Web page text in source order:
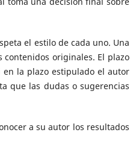
el estilo de cada uno. Una
originales. El plazo
en la plazo estipulado el autor
que las dudas o sugerencias
a su autor los resultados